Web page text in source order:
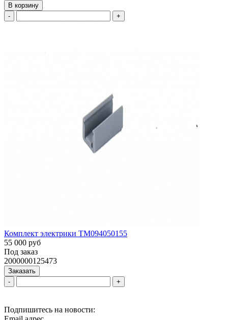
В корзину
-
+
Комплект электрики ТМ094050155
55 000 руб
Под заказ
2000000125473
Заказать
-
+
Подпишитесь на новости: